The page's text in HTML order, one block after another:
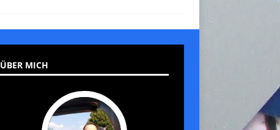
ÜBER MICH